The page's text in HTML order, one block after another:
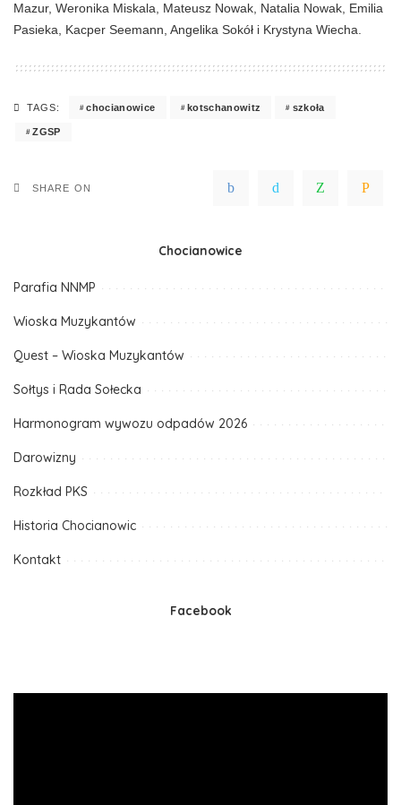
Mazur, Weronika Miskala, Mateusz Nowak, Natalia Nowak, Emilia
Pasieka, Kacper Seemann, Angelika Sokół i Krystyna Wiecha.
TAGS: chocianowice kotschanowitz szkoła
ZGSP
SHARE ON
Chocianowice
Parafia NNMP
Wioska Muzykantów
Quest – Wioska Muzykantów
Sołtys i Rada Sołecka
Harmonogram wywozu odpadów 2026
Darowizny
Rozkład PKS
Historia Chocianowic
Kontakt
Facebook